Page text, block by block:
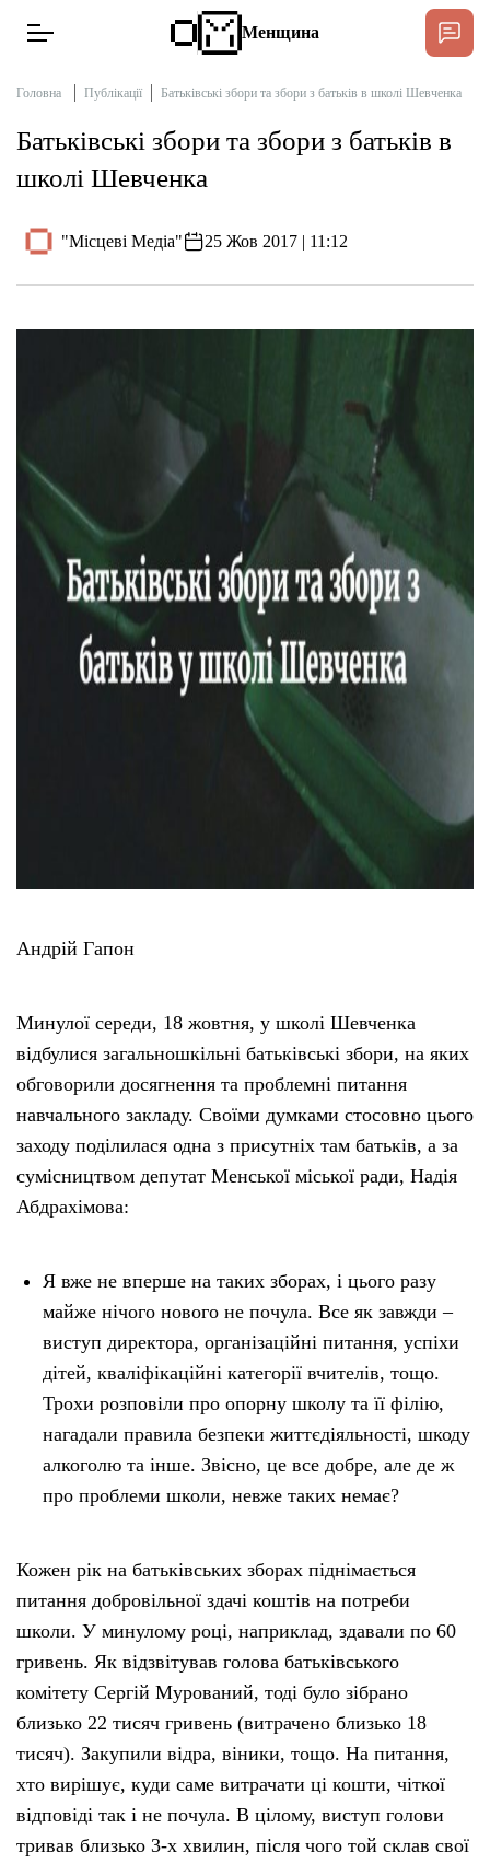
Новини
Інтерв’ю
Бюджет
Тендери
Довідник
Контакти
Менщина
Головна Публікації Батьківські збори та збори з батьків в школі Шевченка
Батьківські збори та збори з батьків в
школі Шевченка
"Місцеві Медіа" 25 Жов 2017 | 11:12
Андрій Гапон
Минулої середи, 18 жовтня, у школі Шевченка
відбулися загальношкільні батьківські збори, на яких
обговорили досягнення та проблемні питання
навчального закладу. Своїми думками стосовно цього
заходу поділилася одна з присутніх там батьків, а за
сумісництвом депутат Менської міської ради, Надія
Абдрахімова:
Я вже не вперше на таких зборах, і цього разу
майже нічого нового не почула. Все як завжди –
виступ директора, організаційні питання, успіхи
дітей, кваліфікаційні категорії вчителів, тощо.
Трохи розповіли про опорну школу та її філію,
нагадали правила безпеки життєдіяльності, шкоду
алкоголю та інше. Звісно, це все добре, але де ж
про проблеми школи, невже таких немає?
Кожен рік на батьківських зборах піднімається
питання добровільної здачі коштів на потреби
школи. У минулому році, наприклад, здавали по 60
гривень. Як відзвітував голова батьківського
комітету Сергій Мурований, тоді було зібрано
близько 22 тисяч гривень (витрачено близько 18
тисяч). Закупили відра, віники, тощо. На питання,
хто вирішує, куди саме витрачати ці кошти, чіткої
відповіді так і не почула. В цілому, виступ голови
тривав близько 3-х хвилин, після чого той склав свої